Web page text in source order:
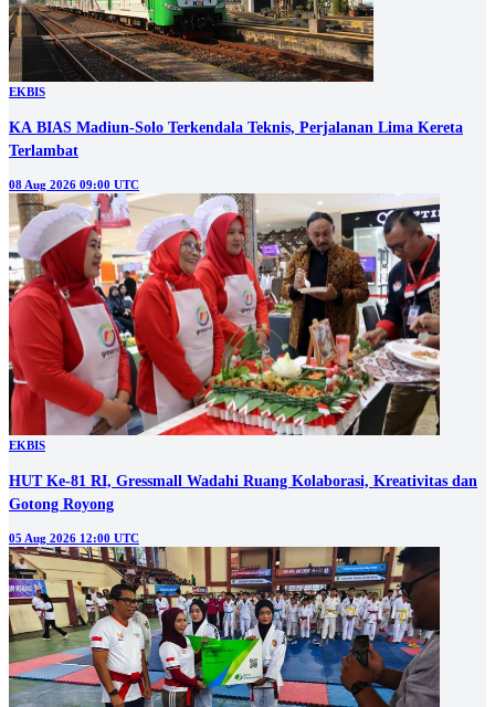
EKBIS
KA BIAS Madiun-Solo Terkendala Teknis, Perjalanan Lima Kereta
Terlambat
08 Aug 2026 09:00 UTC
EKBIS
HUT Ke-81 RI, Gressmall Wadahi Ruang Kolaborasi, Kreativitas dan
Gotong Royong
05 Aug 2026 12:00 UTC